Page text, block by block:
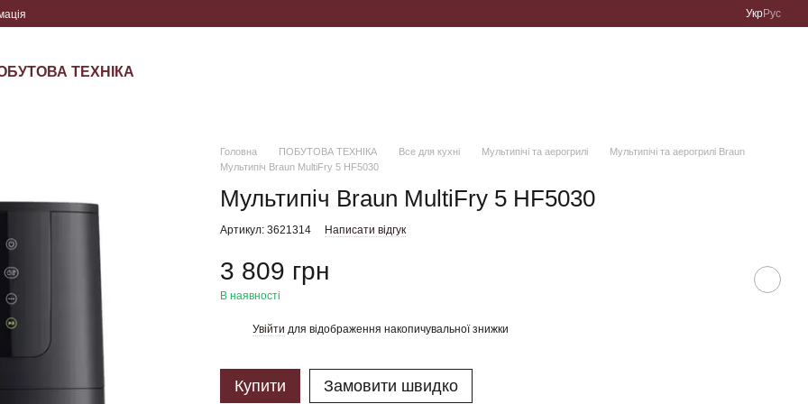
УкрРус
ТЕХНІКА
Головна ПОБУТОВА ТЕХНІКА Все для кухні Мультипічі та аерогрилі
Мультипічі та аерогрилі Braun
Мультипіч Braun MultiFry 5 HF5030
Мультипіч Braun MultiFry 5 HF5030
Артикул: 3621314 Написати відгук
3 809 грн
В наявності
Увійти для відображення накопичувальної знижки
Купити Замовити швидко